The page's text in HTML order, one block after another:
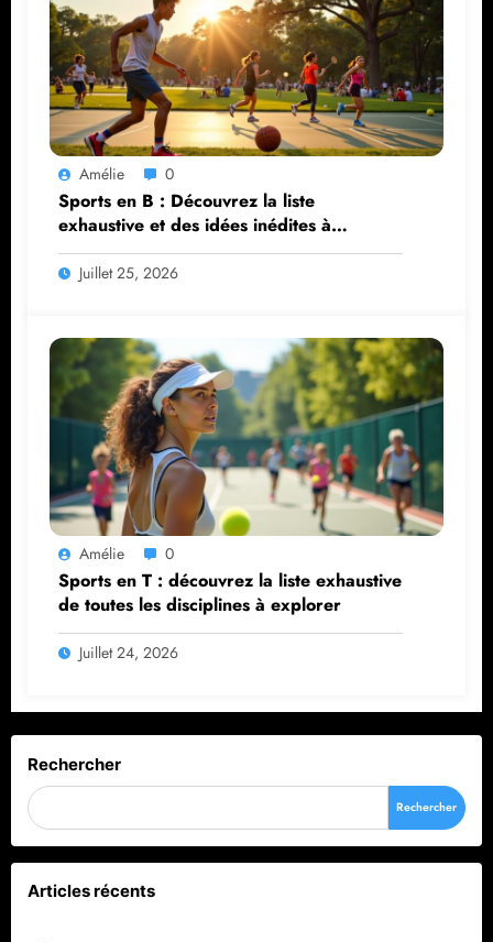
Amélie 0
Sports en B : Découvrez la liste
exhaustive et des idées inédites à
explorer
Juillet 25, 2026
Amélie 0
Sports en T : découvrez la liste exhaustive
de toutes les disciplines à explorer
Juillet 24, 2026
Rechercher
Rechercher
Articles récents